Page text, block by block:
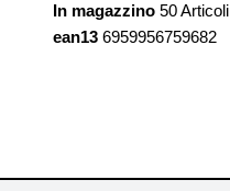
In magazzino 50 Articoli
ean13 6959956759682